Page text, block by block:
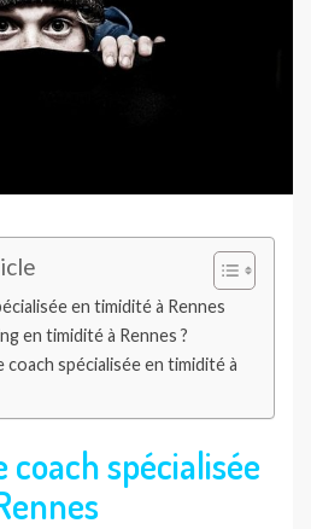
en timidité à Rennes
en timidité à Rennes ?
spécialisée en timidité à
coach spécialisée